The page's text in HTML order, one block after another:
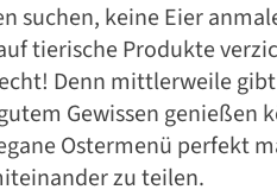
suchen, keine Eier
tierische Produkte
Denn mittlerweile
Gewissen genießen
Ostermenü perfekt
zu teilen.